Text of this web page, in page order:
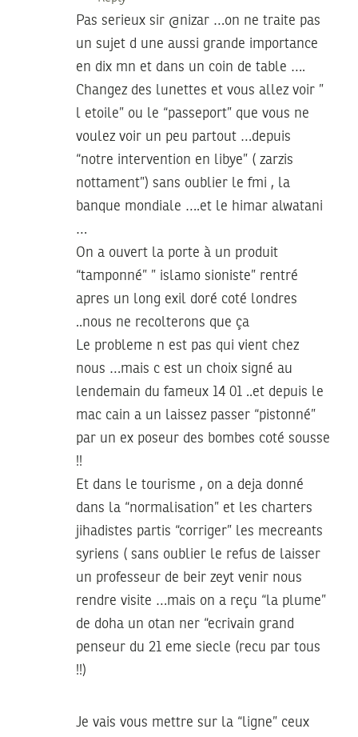
Pas serieux sir @nizar …on ne traite pas
un sujet d une aussi grande importance
en dix mn et dans un coin de table ….
Changez des lunettes et vous allez voir ”
l etoile” ou le “passeport” que vous ne
voulez voir un peu partout …depuis
“notre intervention en libye” ( zarzis
nottament”) sans oublier le fmi , la
banque mondiale ….et le himar alwatani
…
On a ouvert la porte à un produit
“tamponné” ” islamo sioniste” rentré
apres un long exil doré coté londres
..nous ne recolterons que ça
Le probleme n est pas qui vient chez
nous …mais c est un choix signé au
lendemain du fameux 14 01 ..et depuis le
mac cain a un laissez passer “pistonné”
par un ex poseur des bombes coté sousse
!!
Et dans le tourisme , on a deja donné
dans la “normalisation” et les charters
jihadistes partis “corriger” les mecreants
syriens ( sans oublier le refus de laisser
un professeur de beir zeyt venir nous
rendre visite …mais on a reçu “la plume”
de doha un otan ner “ecrivain grand
penseur du 21 eme siecle (recu par tous
!!)
Je vais vous mettre sur la “ligne” ceux